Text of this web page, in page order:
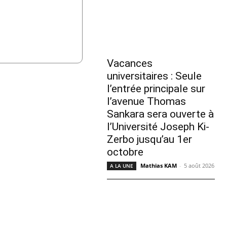
Vacances
universitaires : Seule
l’entrée principale sur
l’avenue Thomas
Sankara sera ouverte à
l’Université Joseph Ki-
Zerbo jusqu’au 1er
octobre
A LA UNE Mathias KAM - 5 août 2026